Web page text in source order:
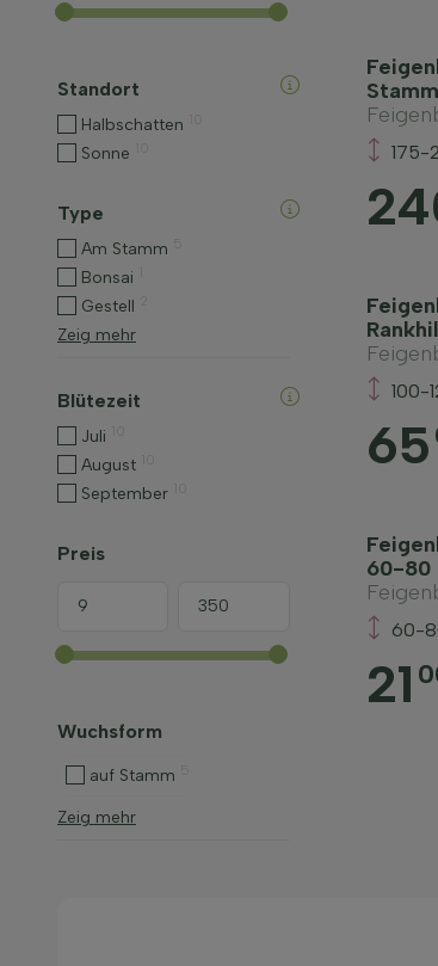
Standort
Halbschatten
Sonne
Type
Am Stamm
Bonsai
Gestell
Zeig mehr
Blütezeit
Juli
August
September
Preis
Wuchsform
auf Stamm
Zeig mehr
175-
100-
65
60-80
60-
21